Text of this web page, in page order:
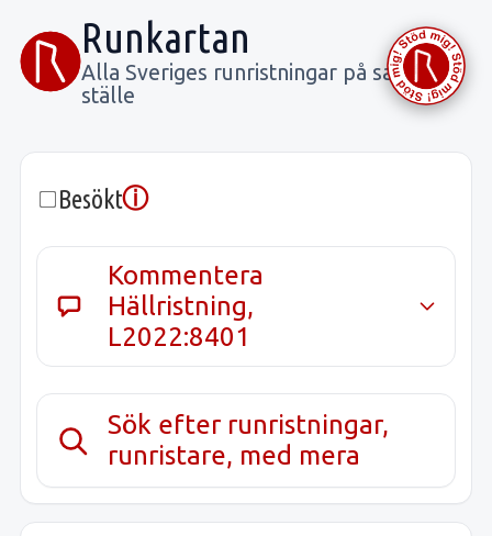
Runkartan
Alla Sveriges runristningar på samma
ställe
Besöktⓘ
Kommentera
Hällristning,
L2022:8401
Sök efter runristningar,
runristare, med mera